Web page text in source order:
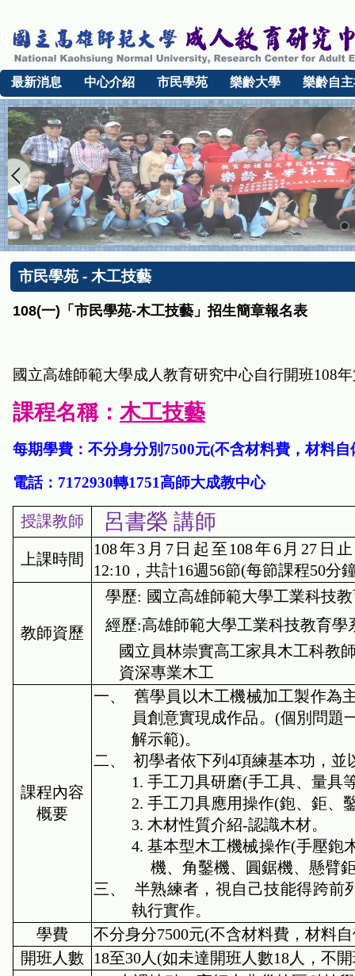
最新消息 中心介紹 市民學苑 樂齡大學 樂齡自
市民學苑 - 木工技藝
108(一)「市民學苑-木工技藝」招生簡章報名表
國立高雄師範大學成人教育研究中心自行開班108
課程名稱： 木工技藝
每期學費：不分身分別 7500元(不含材料費，材料
電話： 7172930轉1751高師大成教中心
授課教師 呂書榮 講師
上課時間
108年3 月 7日起至108年6月 27 日止
12:10，共計16週56節(每節課程50分
教師資歷
學歷: 國立高雄師範大學工業科技
經歷:高雄師範大學工業科技教育
國立員林崇實高工家具木工科教
資深專業木工
課程內容
概要
一、
舊學員以木工機械加工製作為
員創意實現成作品。 (個別問題
解示範)。
二、
初學者依下列 4項練基本功，並
1. 手工刀具研磨(手工具、量具
2. 手工刀具應用操作(鉋、鉅、
3. 木材性質介紹-認識木材。
4. 基本型木工機械操作(手壓鉋
機、角鑿機、圓鋸機、懸臂
三、
半熟練者，視自己技能得跨前
執行實作。
學費
不分身分7500元(不含材料費，材料
開班人數
18至30人(如未達開班人數18人，不